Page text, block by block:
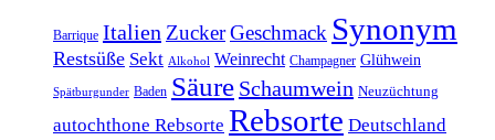
Barrique Italien ZuckerGeschmack Synonym
Restsüße Sekt Alkohol Weinrecht Champagner Glühwein
Spätburgunder Baden Säure Schaumwein Neuzüchtung
autochthone Rebsorte Rebsorte Deutschland